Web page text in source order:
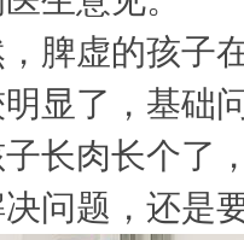
脾虚的孩子
明显了，基础
长肉长个了
问题，还是